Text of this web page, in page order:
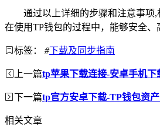
通过以上详细的步骤和注意事项
在使用TP钱包的过程中，能够安全
标签： #下载及同步指南
上一篇tp苹果下载连接-安卓手机下
下一篇tp官方安卓下载-TP钱包资
相关文章